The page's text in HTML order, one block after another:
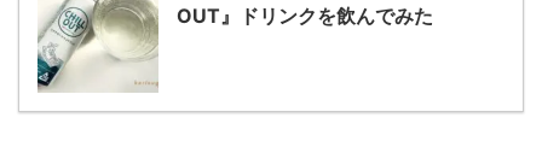
OUT』ドリンクを飲んでみた